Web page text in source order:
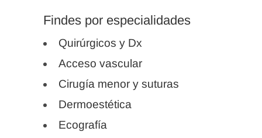
Findes por especialidades
Quirúrgicos y Dx
Acceso vascular
Cirugía menor y suturas
Dermoestética
Ecografía